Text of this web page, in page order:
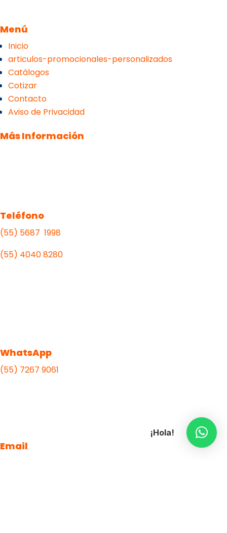
Menú
Inicio
articulos-promocionales-personalizados
Catálogos
Cotizar
Contacto
Aviso de Privacidad
Más Información
Teléfono
(55) 5687 1998
(55) 4040 8280
WhatsApp
(55) 7267 9061
Email
¡Hola!